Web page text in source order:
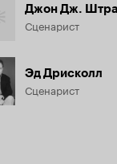
Джон Дж.
Сценарист
Эд Дрисколл
Сценарист